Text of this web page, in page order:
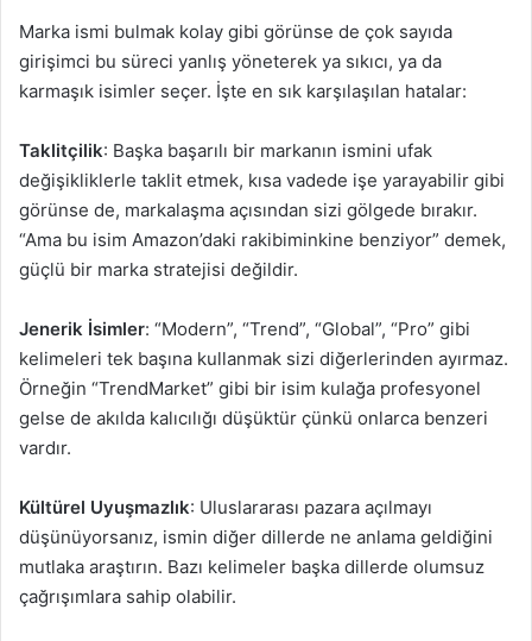
Marka ismi bulmak kolay gibi görünse de çok sayıda
girişimci bu süreci yanlış yöneterek ya sıkıcı, ya da
karmaşık isimler seçer. İşte en sık karşılaşılan hatalar:
Taklitçilik: Başka başarılı bir markanın ismini ufak
değişikliklerle taklit etmek, kısa vadede işe yarayabilir gibi
görünse de, markalaşma açısından sizi gölgede bırakır.
“Ama bu isim Amazon’daki rakibiminkine benziyor” demek,
güçlü bir marka stratejisi değildir.
Jenerik İsimler: “Modern”, “Trend”, “Global”, “Pro” gibi
kelimeleri tek başına kullanmak sizi diğerlerinden ayırmaz.
Örneğin “TrendMarket” gibi bir isim kulağa profesyonel
gelse de akılda kalıcılığı düşüktür çünkü onlarca benzeri
vardır.
Kültürel Uyuşmazlık: Uluslararası pazara açılmayı
düşünüyorsanız, ismin diğer dillerde ne anlama geldiğini
mutlaka araştırın. Bazı kelimeler başka dillerde olumsuz
çağrışımlara sahip olabilir.